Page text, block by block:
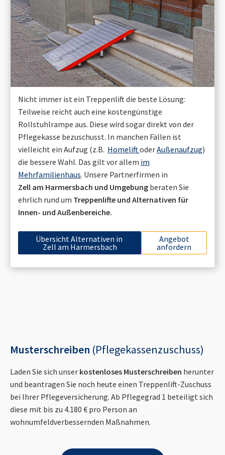
Nicht immer ist ein Treppenlift die beste Lösung:
Teilweise reicht auch eine kostengünstige
Rollstuhlrampe aus. Diese wird sogar direkt von der
Pflegekasse bezuschusst. In manchen Fällen ist
vielleicht ein Aufzug (z.B. HomeliftoderAußenaufzug)
die bessere Wahl. Das gilt vor allem im
Mehrfamilienhaus. Unsere Partnerfirmen in
Zell am Harmersbach und Umgebung beraten Sie
ehrlich rund um Treppenlifte und Alternativen für
Innen- und Außenbereiche.
Übersicht Alternativen in
Zell am Harmersbach
Angebot
anfordern
Musterschreiben (Pflegekassenzuschuss)
Laden Sie sich unser kostenloses Musterschreiben herunter
und beantragen Sie noch heute einen Treppenlift-Zuschuss
bei Ihrer Pflegeversicherung. Ab Pflegegrad 1 beteiligt sich
diese mit bis zu 4.180 € pro Person an
wohnumfeldverbessernden Maßnahmen.